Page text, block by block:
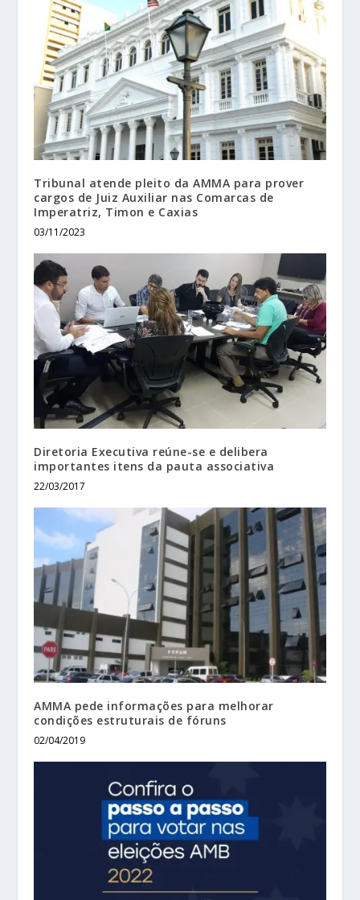
Tribunal atende pleito da AMMA para prover
cargos de Juiz Auxiliar nas Comarcas de
Imperatriz, Timon e Caxias
03/11/2023
Diretoria Executiva reúne-se e delibera
importantes itens da pauta associativa
22/03/2017
AMMA pede informações para melhorar
condições estruturais de fóruns
02/04/2019